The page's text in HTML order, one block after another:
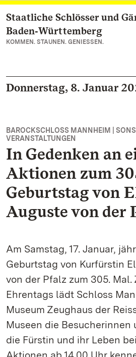
Zum Hauptinhalt springen
Staatliche Schlösser und
Baden‑Württemberg
KOMMEN. STAUNEN. GENIESSEN.
Donnerstag, 8. Januar
BAROCKSCHLOSS MANNHEIM |
VERANSTALTUNGEN
In Gedenken an
Aktionen zum
Geburtstag von
Auguste von der
Am Samstag, 17. Januar,
Geburtstag von Kurfürstin
von der Pfalz zum 305. Mal.
Ehrentags lädt Schloss
Museum Zeughaus der
Museen die Besucherinnen
die Fürstin und ihr Leben